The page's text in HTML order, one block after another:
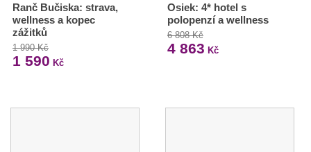
Ranč Bučiska: strava,
wellness a kopec
zážitků
1 990 Kč
1 590 Kč
Osiek: 4* hotel s
polopenzí a wellness
6 808 Kč
4 863 Kč